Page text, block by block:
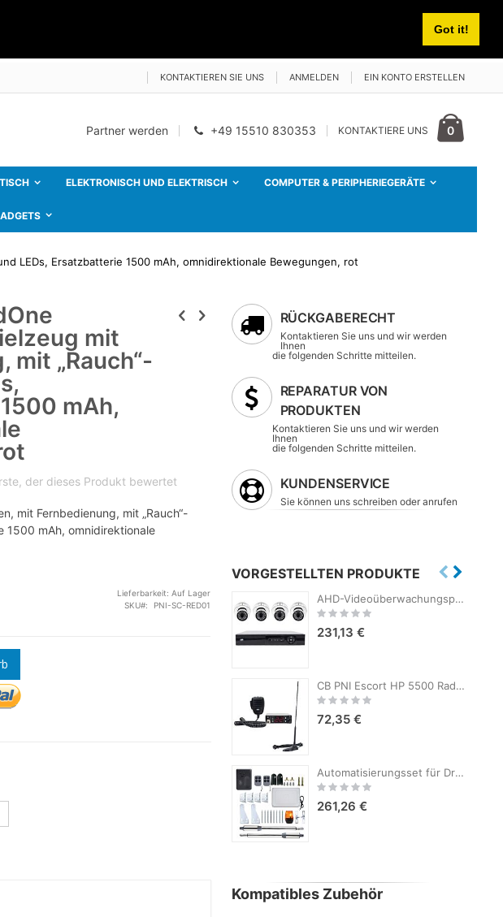
Got it!
KONTAKTIEREN SIE UNS ANMELDEN EIN KONTO ERSTELLEN
0Artikel
Partner werden +49 15510 830353 KONTAKTIERE UNS
ELEKTRONISCH UND ELEKTRISCH COMPUTER & PERIPHERIEGERÄTE
LEDs, Ersatzbatterie 1500 mAh, omnidirektionale Bewegungen, rot
Sportwagen
mit
mit „Rauch“-
mAh,
der dieses Produkt bewertet
mit Fernbedienung, mit „Rauch“-
1500 mAh, omnidirektionale
Lieferbarkeit: Auf Lager
SKU
PNI-SC-RED01
RÜCKGABERECHT
Kontaktieren Sie uns und wir werden
Ihnen
die folgenden Schritte mitteilen.
REPARATUR VON
PRODUKTEN
Kontaktieren Sie uns und wir werden
Ihnen
die folgenden Schritte mitteilen.
KUNDENSERVICE
Sie können uns schreiben oder anrufen
VORGESTELLTEN PRODUKTE
AHD-Videoüberwachungspaket PNI House AHD880, 8 Kanäle, 5 MP – DVR/NVR und 4 Außenkameras AHD25, 5 MP, Kuppel, IP66
Rating:
231,13 €
CB PNI Escort HP 5500 Radiosender und CB PNI Extra 45 Antenne, 45 cm, SWR 1,0, 26-30 MHz, 150 W, schwarz
Rating:
72,35 €
Automatisierungsset für Drehtore PNI MAB300LR, 2 Motoren 40 W, Tor 2 x 2,5 m max., Torgewicht 200 kg, inklusive Smart-Relais RG120LR
Rating:
261,26 €
Kompatibles Zubehör